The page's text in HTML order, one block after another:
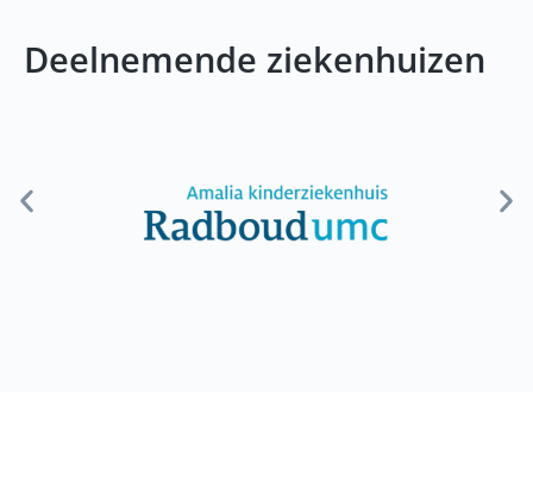
Deelnemende ziekenhuizen